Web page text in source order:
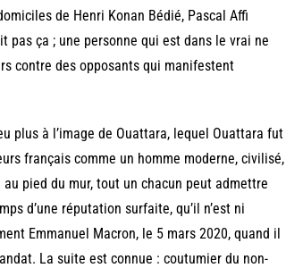
de Henri Konan Bédié, Pascal Affi
pas ça ; une personne qui est dans le vrai ne
contre des opposants qui manifestent
plus à l’image de Ouattara, lequel Ouattara fut
français comme un homme moderne, civilisé,
pied du mur, tout un chacun peut admettre
d’une réputation surfaite, qu’il n’est ni
Emmanuel Macron, le 5 mars 2020, quand il
La suite est connue : coutumier du non-